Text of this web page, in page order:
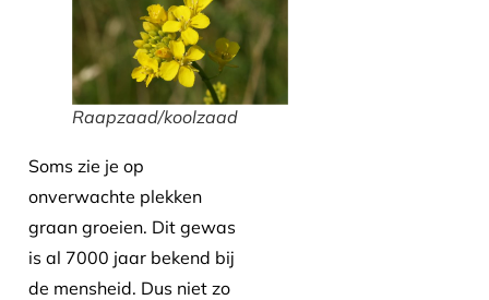
Raapzaad/koolzaad
Soms zie je op
onverwachte plekken
graan groeien. Dit gewas
is al 7000 jaar bekend bij
de mensheid. Dus niet zo